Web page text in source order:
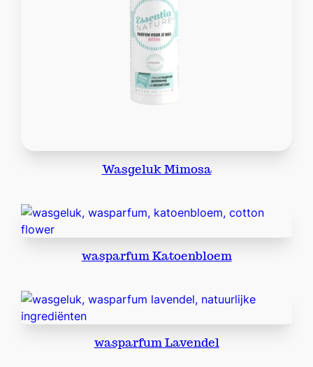
Wasgeluk Mimosa
wasparfum Katoenbloem
wasparfum Lavendel